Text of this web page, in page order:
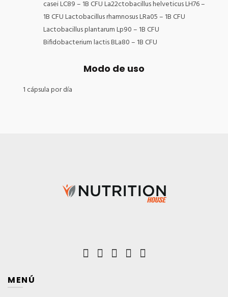
casei LC89 – 1B CFU La22ctobacillus helveticus LH76 –
1B CFU Lactobacillus rhamnosus LRa05 – 1B CFU
Lactobacillus plantarum Lp90 – 1B CFU
Bifidobacterium lactis BLa80 – 1B CFU
Modo de uso
1 cápsula por día
MENÚ